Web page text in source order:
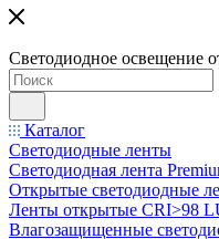
Светодиодное освещение
Каталог
Светодиодные ленты
Светодиодная лента
Открытые светодиодные
Ленты открытые CRI>98
Влагозащищенные